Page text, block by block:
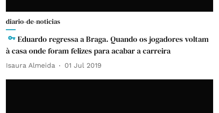
diario-de-noticias
Eduardo regressa a Braga. Quando os jogadores voltam
à casa onde foram felizes para acabar a carreira
Isaura Almeida 01 Jul 2019